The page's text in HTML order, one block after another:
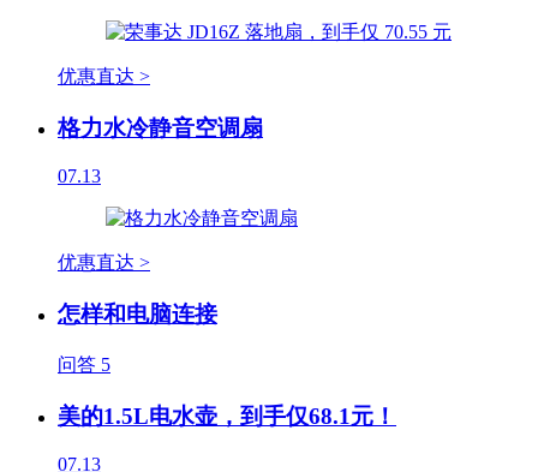
优惠直达 >
格力水冷静音空调扇
07.13
优惠直达 >
怎样和电脑连接
问答 5
美的1.5L电水壶，到手仅68.1元！
07.13